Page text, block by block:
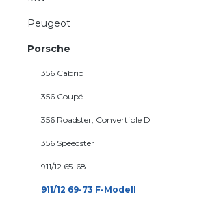
Peugeot
Porsche
356 Cabrio
356 Coupé
356 Roadster, Convertible D
356 Speedster
911/12 65-68
911/12 69-73 F-Modell